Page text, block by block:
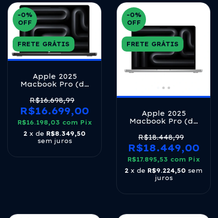
-0%
OFF
FRETE GRÁTIS
Apple 2025
Macbook Pro (de
M5 Da Apple Com
Cpu De 10 Núcleos
E Gpu De 10
Núcleos., 16gb
Memória
Unificada, De 512
gb) - Preto-
R$16.698,99
R$16.699,00
R$16.198,03 com Pix
2 x de R$8.349,50
sem juros
-0%
OFF
FRETE GRÁTIS
Apple 2025
Macbook Pro (de
M5 Da Apple Com
Cpu De 10 Núcleos
E Gpu De 10
Núcleos., 24gb
Memória
Unificada, 1 tb) -
Prateado
R$18.448,99
R$18.449,00
R$17.895,53 com Pix
2 x de R$9.224,50 sem
juros